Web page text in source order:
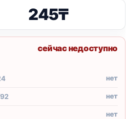
245₸
сейчас недоступно
нет
нет
нет